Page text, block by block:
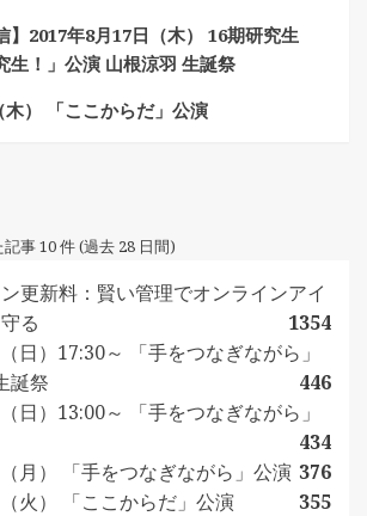
】2017年8月17日（木） 16期研究生
生！」公演 山根涼羽 生誕祭
木） 「ここからだ」公演
事 10 件 (過去 28 日間)
更新料：賢い管理でオンラインアイ
る
1354
日）17:30～ 「手をつなぎながら」
誕祭
446
日）13:00～ 「手をつなぎながら」
434
月） 「手をつなぎながら」公演 376
火） 「ここからだ」公演
355